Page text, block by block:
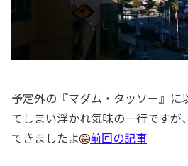
予定外の『マダム・タッソー』に
てしまい浮かれ気味の一行ですが
てきましたよ
前回の記事